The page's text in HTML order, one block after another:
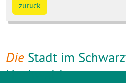
zurück
Die Stadt im
Hochwald